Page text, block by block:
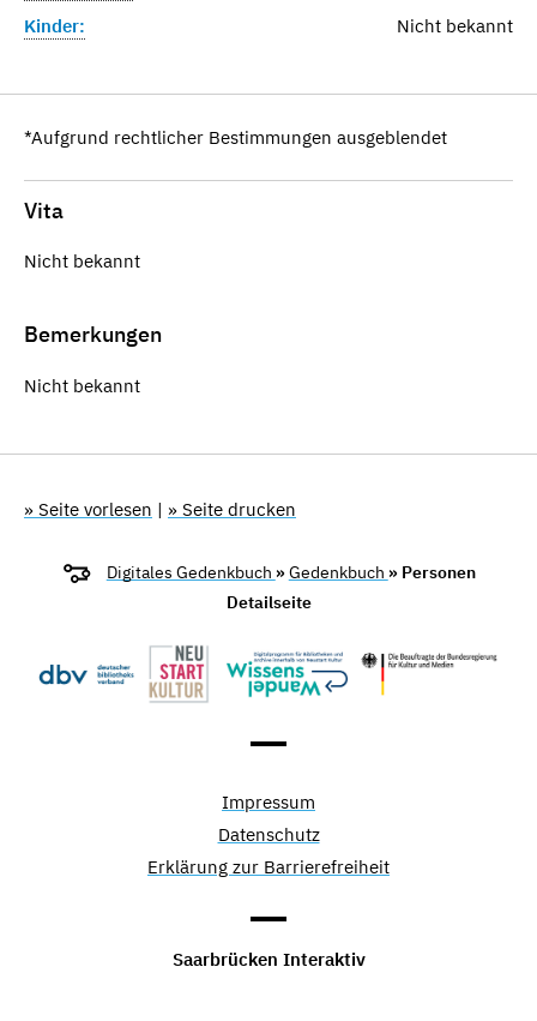
Kinder:
Nicht bekannt
*Aufgrund rechtlicher Bestimmungen ausgeblendet
Vita
Nicht bekannt
Bemerkungen
Nicht bekannt
» Seite vorlesen | » Seite drucken
Digitales Gedenkbuch »Gedenkbuch » Personen
Detailseite
Impressum
Datenschutz
Erklärung zur Barrierefreiheit
Saarbrücken Interaktiv